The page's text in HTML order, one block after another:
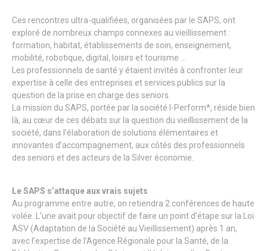
Ces rencontres ultra-qualifiées, organisées par le SAPS, ont
exploré de nombreux champs connexes au vieillissement :
formation, habitat, établissements de soin, enseignement,
mobilité, robotique, digital, loisirs et tourisme …
Les professionnels de santé y étaient invités à confronter leur
expertise à celle des entreprises et services publics sur la
question de la prise en charge des seniors.
La mission du SAPS, portée par la société I-Perform*, réside bien
là, au cœur de ces débats sur la question du vieillissement de la
société, dans l’élaboration de solutions élémentaires et
innovantes d’accompagnement, aux côtés des professionnels
des seniors et des acteurs de la Silver économie.
Le SAPS s’attaque aux vrais sujets
Au programme entre autre, on retiendra 2 conférences de haute
volée. L’une avait pour objectif de faire un point d’étape sur la Loi
ASV (Adaptation de la Société au Vieillissement) après 1 an,
avec l’expertise de l’Agence Régionale pour la Santé, de la